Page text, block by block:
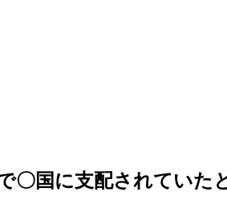
で〇国に支配されて